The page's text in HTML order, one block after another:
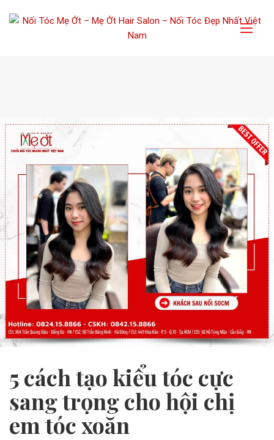
5 cách tạo kiểu tóc cực
sang trọng cho hội chị
em tóc xoăn